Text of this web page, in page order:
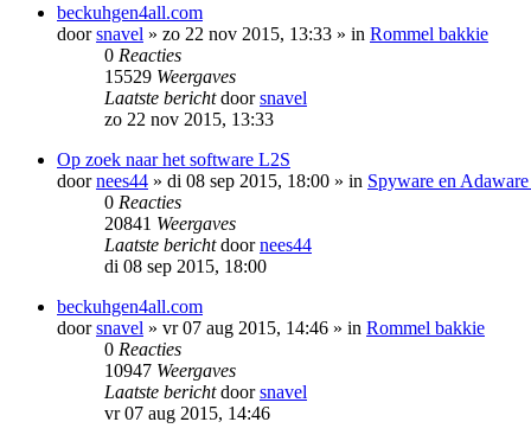
beckuhgen4all.com
doorsnavel » zo 22 nov 2015, 13:33 » in Rommel bakkie
0 Reacties
15529 Weergaves
Laatste berichtdoorsnavel
zo 22 nov 2015, 13:33
Op zoek naar het software L2S
doornees44 » di 08 sep 2015, 18:00 » in Spyware en
0 Reacties
20841 Weergaves
Laatste berichtdoornees44
di 08 sep 2015, 18:00
beckuhgen4all.com
doorsnavel » vr 07 aug 2015, 14:46 » in Rommel bakkie
0 Reacties
10947 Weergaves
Laatste berichtdoorsnavel
vr 07 aug 2015, 14:46